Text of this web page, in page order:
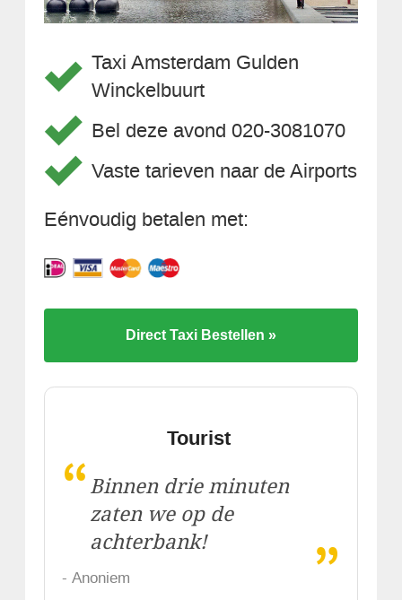
Taxi Amsterdam Gulden
Winckelbuurt
Bel deze avond 020-3081070
Vaste tarieven naar de Airports
Eénvoudig betalen met:
Direct Taxi Bestellen »
Tourist
“ Binnen drie minuten
zaten we op de
achterbank!
„
- Anoniem